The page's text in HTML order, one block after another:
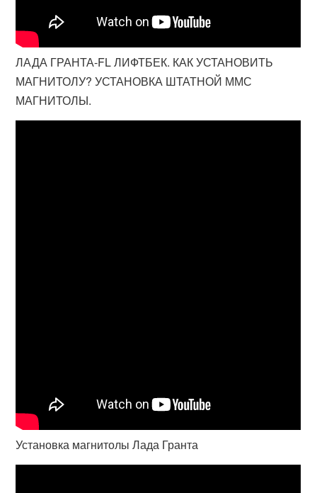
ЛАДА ГРАНТА-FL ЛИФТБЕК. КАК УСТАНОВИТЬ
МАГНИТОЛУ? УСТАНОВКА ШТАТНОЙ ММС
МАГНИТОЛЫ.
Установка магнитолы Лада Гранта